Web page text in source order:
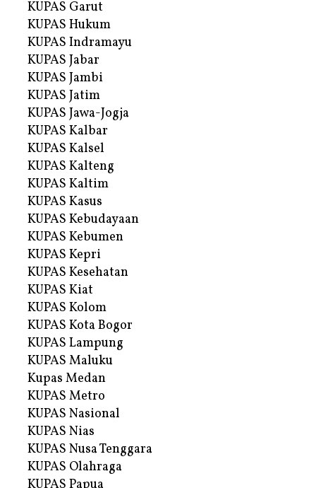
KUPAS Garut
KUPAS Hukum
KUPAS Indramayu
KUPAS Jabar
KUPAS Jambi
KUPAS Jatim
KUPAS Jawa-Jogja
KUPAS Kalbar
KUPAS Kalsel
KUPAS Kalteng
KUPAS Kaltim
KUPAS Kasus
KUPAS Kebudayaan
KUPAS Kebumen
KUPAS Kepri
KUPAS Kesehatan
KUPAS Kiat
KUPAS Kolom
KUPAS Kota Bogor
KUPAS Lampung
KUPAS Maluku
Kupas Medan
KUPAS Metro
KUPAS Nasional
KUPAS Nias
KUPAS Nusa Tenggara
KUPAS Olahraga